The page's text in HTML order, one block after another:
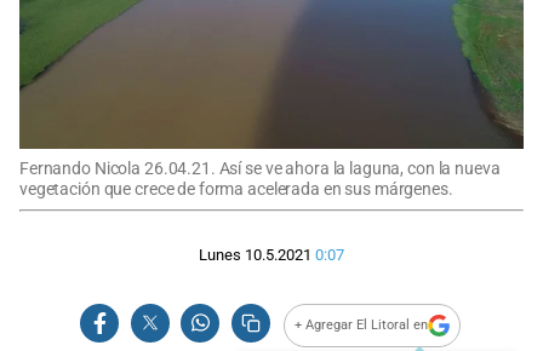
Fernando Nicola 26.04.21. Así se ve ahora la laguna, con la nueva
vegetación que crece de forma acelerada en sus márgenes.
Lunes 10.5.2021 0:07
+ Agregar El Litoral en